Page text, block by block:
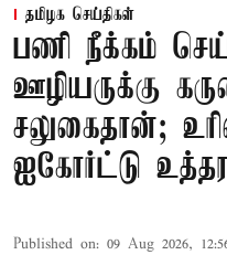
தமிழக செய்திகள்
பணி நீக்கம்
ஊழியருக்கு
சலுகைதான்;
ஐகோர்ட்டு
Published on: 09 Aug 2026,